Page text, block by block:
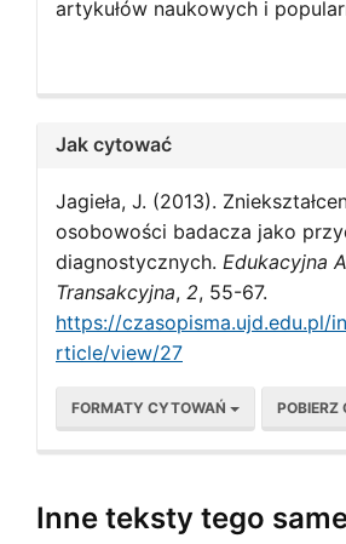
artykułów naukowych i
Jak cytować
Jagieła, J. (2013).
osobowości badacza jako
diagnostycznych. Edukacyjna
Transakcyjna, 2, 55-67.
https://czasopisma.ujd.edu.pl/
rticle/view/27
FORMATY CYTOWAŃ POBIERZ
Inne teksty tego